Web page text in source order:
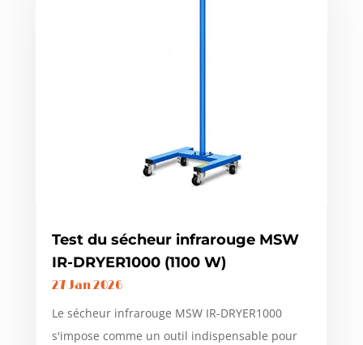
Test du sécheur infrarouge MSW
IR-DRYER1000 (1100 W)
27 Jan 2026
Le sécheur infrarouge MSW IR-DRYER1000
s'impose comme un outil indispensable pour